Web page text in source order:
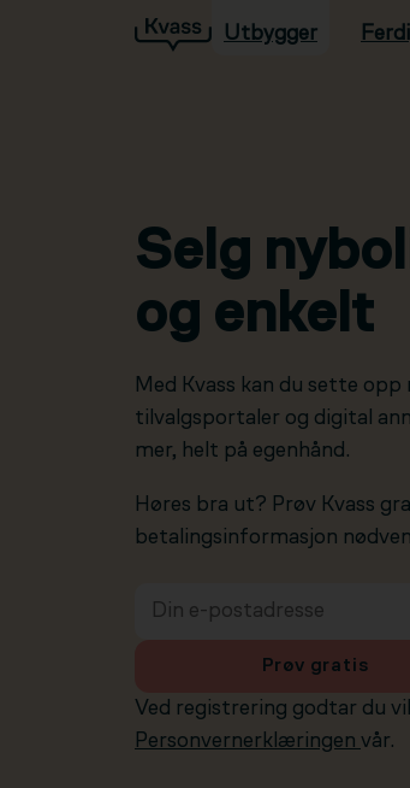
Hopp til hovedinnholdUtbygger
Selg
og enkelt
Med Kvass kan du sette
tilvalgsportaler og digital
mer, helt på egenhånd.
Høres bra ut? Prøv Kvass
betalingsinformasjon
Ved registrering godtar du
Personvernerklæringen vår.
Prøv gratis